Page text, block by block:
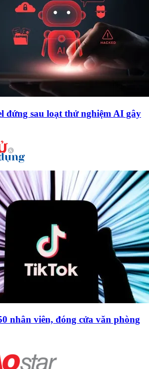
đứng sau loạt thử nghiệm AI gây
nhân viên, đóng cửa văn phòng